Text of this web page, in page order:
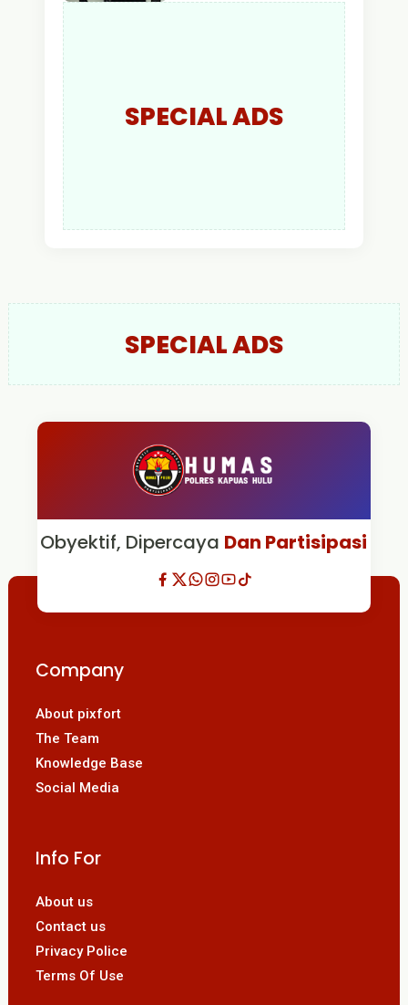
SPECIAL ADS
SPECIAL ADS
Obyektif, Dipercaya Dan Partisipasi
Company
About pixfort
The Team
Knowledge Base
Social Media
Info For
About us
Contact us
Privacy Police
Terms Of Use